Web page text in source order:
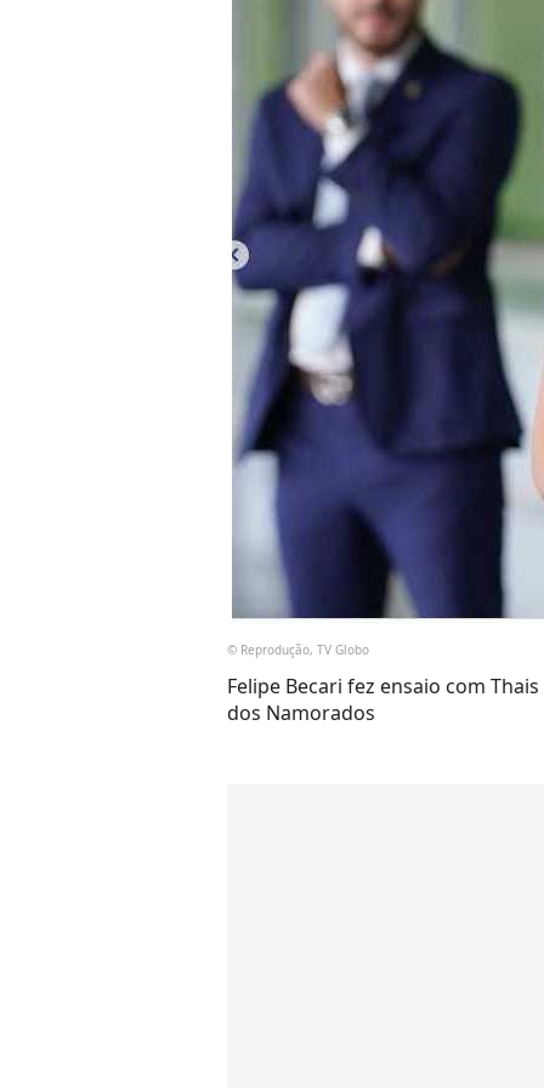
© Reprodução, TV Globo
Felipe Becari fez ensaio com
dos Namorados